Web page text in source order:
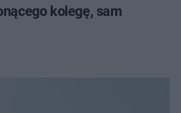
kolegę, sam